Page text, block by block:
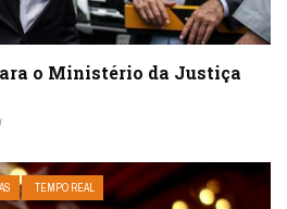
o Ministério da Justiça
TEMPO REAL